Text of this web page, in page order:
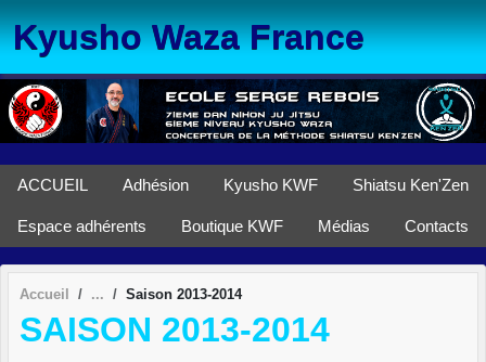
Kyusho Waza France
ACCUEIL Adhésion Kyusho KWF Shiatsu Ken'Zen
Espace adhérents Boutique KWF Médias Contacts
Accueil Saison 2013-2014
SAISON 2013-2014